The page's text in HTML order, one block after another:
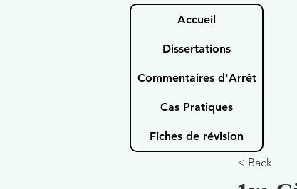
Accueil
Dissertations
Commentaires d'Arrêt
Cas Pratiques
Fiches de révision
< Back